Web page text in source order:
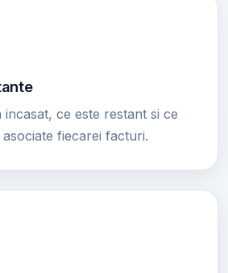
incasat, ce este restant si ce
fiecarei facturi.